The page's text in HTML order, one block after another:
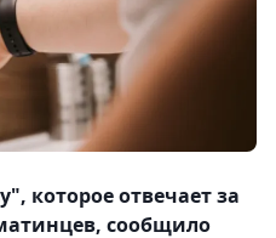
которое отвечает за
сообщило